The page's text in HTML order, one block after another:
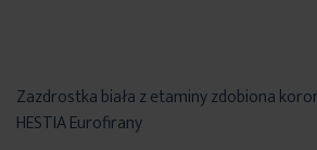
Zazdrostka biała z etaminy zdobiona
HESTIA Eurofirany